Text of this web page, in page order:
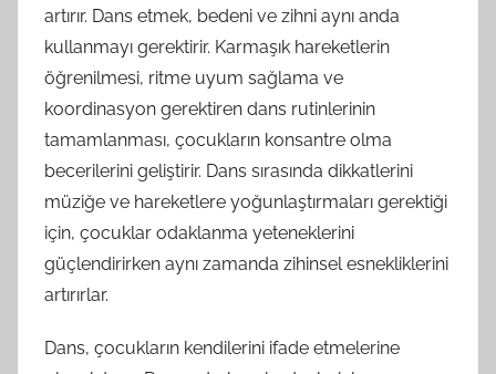
artırır. Dans etmek, bedeni ve zihni aynı anda
kullanmayı gerektirir. Karmaşık hareketlerin
öğrenilmesi, ritme uyum sağlama ve
koordinasyon gerektiren dans rutinlerinin
tamamlanması, çocukların konsantre olma
becerilerini geliştirir. Dans sırasında dikkatlerini
müziğe ve hareketlere yoğunlaştırmaları gerektiği
için, çocuklar odaklanma yeteneklerini
güçlendirirken aynı zamanda zihinsel esnekliklerini
artırırlar.
Dans, çocukların kendilerini ifade etmelerine